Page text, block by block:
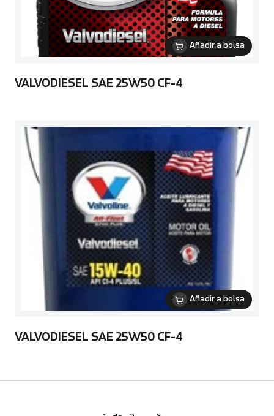
Añadir a bolsa
VALVODIESEL SAE 25W50 CF-4
Añadir a bolsa
VALVODIESEL SAE 25W50 CF-4